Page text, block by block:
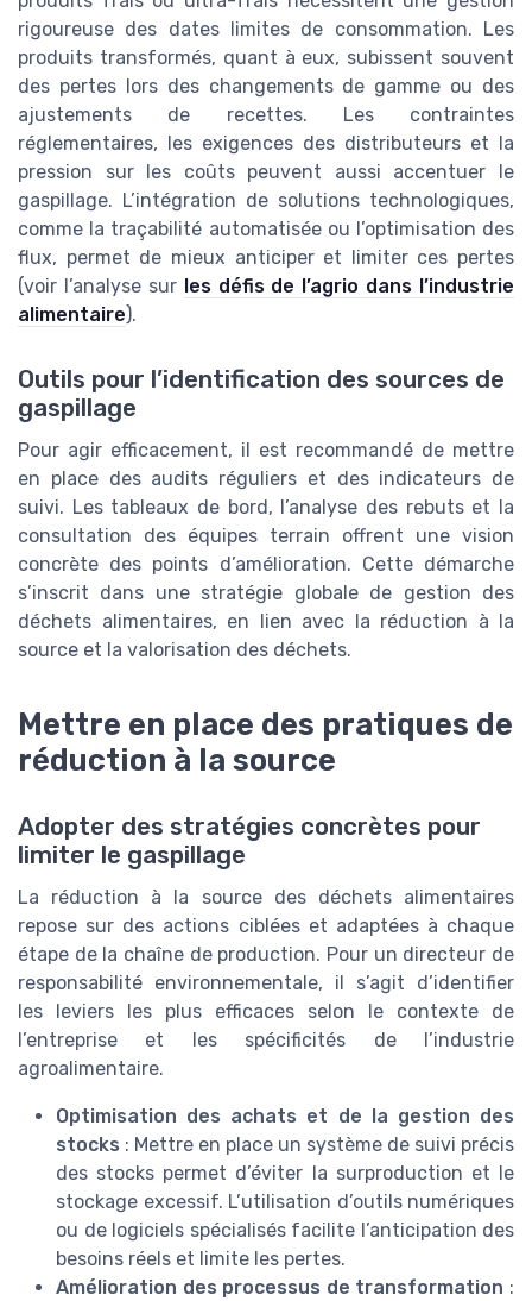
rigoureuse des dates limites de consommation. Les
produits transformés, quant à eux, subissent souvent
des pertes lors des changements de gamme ou des
ajustements de recettes. Les contraintes
réglementaires, les exigences des distributeurs et la
pression sur les coûts peuvent aussi accentuer le
gaspillage. L’intégration de solutions technologiques,
comme la traçabilité automatisée ou l’optimisation des
flux, permet de mieux anticiper et limiter ces pertes
(voir l’analyse sur les défis de l’agrio dans l’industrie
alimentaire).
Outils pour l’identification des sources de
gaspillage
Pour agir efficacement, il est recommandé de mettre
en place des audits réguliers et des indicateurs de
suivi. Les tableaux de bord, l’analyse des rebuts et la
consultation des équipes terrain offrent une vision
concrète des points d’amélioration. Cette démarche
s’inscrit dans une stratégie globale de gestion des
déchets alimentaires, en lien avec la réduction à la
source et la valorisation des déchets.
Mettre en place des pratiques de
réduction à la source
Adopter des stratégies concrètes pour
limiter le gaspillage
La réduction à la source des déchets alimentaires
repose sur des actions ciblées et adaptées à chaque
étape de la chaîne de production. Pour un directeur de
responsabilité environnementale, il s’agit d’identifier
les leviers les plus efficaces selon le contexte de
l’entreprise et les spécificités de l’industrie
agroalimentaire.
Optimisation des achats et de la gestion des
stocks : Mettre en place un système de suivi précis
des stocks permet d’éviter la surproduction et le
stockage excessif. L’utilisation d’outils numériques
ou de logiciels spécialisés facilite l’anticipation des
besoins réels et limite les pertes.
Amélioration des processus de transformation :